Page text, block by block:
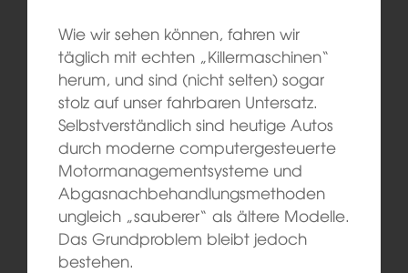
Wie wir sehen können, fahren wir
täglich mit echten „Killermaschinen“
herum, und sind (nicht selten) sogar
stolz auf unser fahrbaren Untersatz.
Selbstverständlich sind heutige Autos
durch moderne computergesteuerte
Motormanagementsysteme und
Abgasnachbehandlungsmethoden
ungleich „sauberer“ als ältere Modelle.
Das Grundproblem bleibt jedoch
bestehen.